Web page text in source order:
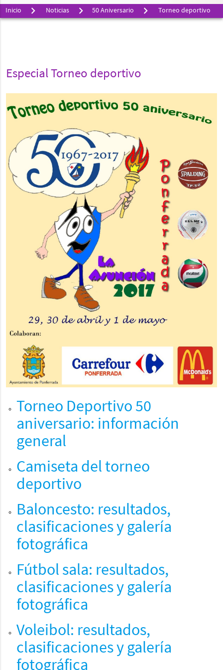
Inicio Noticias 50 Aniversario Torneo deportivo
Especial Torneo deportivo
Torneo Deportivo 50
aniversario: información
general
Camiseta del torneo
deportivo
Baloncesto: resultados,
clasificaciones y galería
fotográfica
Fútbol sala: resultados,
clasificaciones y galería
fotográfica
Voleibol: resultados,
clasificaciones y galería
fotográfica